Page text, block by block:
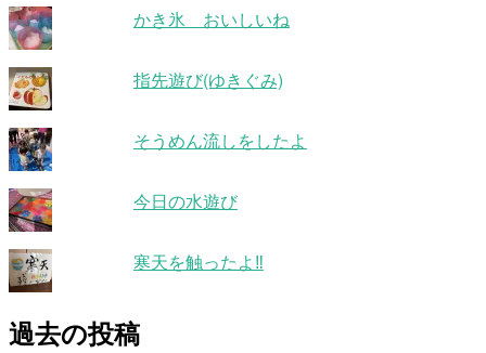
かき氷 おいしいね
指先遊び(ゆきぐみ)
そうめん流しをしたよ
今日の水遊び
寒天を触ったよ‼
過去の投稿